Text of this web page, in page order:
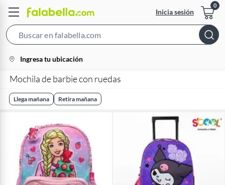
Inicia sesión
Bar
location-
icon
Ingresa tu ubicación
Mochila de barbie con ruedas
Llega mañana Retira mañana